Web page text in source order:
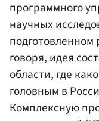
программного
научных
говоря, идея
области, где
головным в
Комплексную